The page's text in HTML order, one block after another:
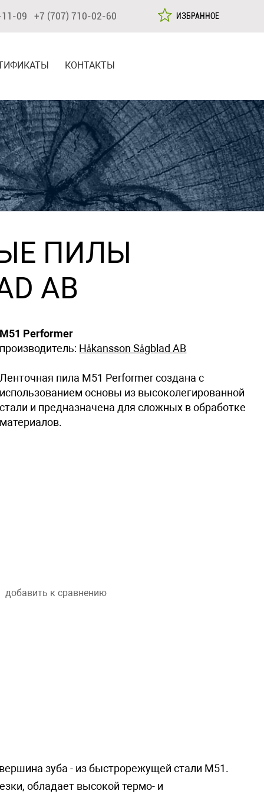
09 +7 (707) 710-02-60 ИЗБРАННОЕ
КОНТАКТЫ
ПИЛЫ
AB
M51 Performer
производитель: Håkansson Sågblad AB
Ленточная пила M51 Performer создана с
использованием основы из высоколегированной
стали и предназначена для сложных в обработке
материалов.
добавить к сравнению
зуба - из быстрорежущей стали М51.
обладает высокой термо- и